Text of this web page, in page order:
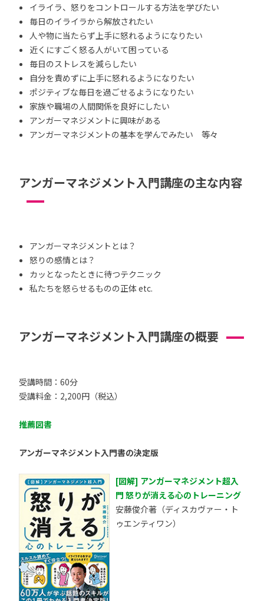
イライラ、怒りをコントロールする方法を学びたい
毎日のイライラから解放されたい
人や物に当たらず上手に怒れるようになりたい
近くにすごく怒る人がいて困っている
毎日のストレスを減らしたい
自分を責めずに上手に怒れるようになりたい
ポジティブな毎日を過ごせるようになりたい
家族や職場の人間関係を良好にしたい
アンガーマネジメントに興味がある
アンガーマネジメントの基本を学んでみたい 等々
アンガーマネジメント入門講座の主な内容
アンガーマネジメントとは？
怒りの感情とは？
カッとなったときに待つテクニック
私たちを怒らせるものの正体 etc.
アンガーマネジメント入門講座の概要
受講時間：60分
受講料金：2,200円（税込）
推薦図書
アンガーマネジメント入門書の決定版
[図解] アンガーマネジメント超入
門 怒りが消える心のトレーニング
安藤俊介著（ディスカヴァー・ト
ゥエンティワン）